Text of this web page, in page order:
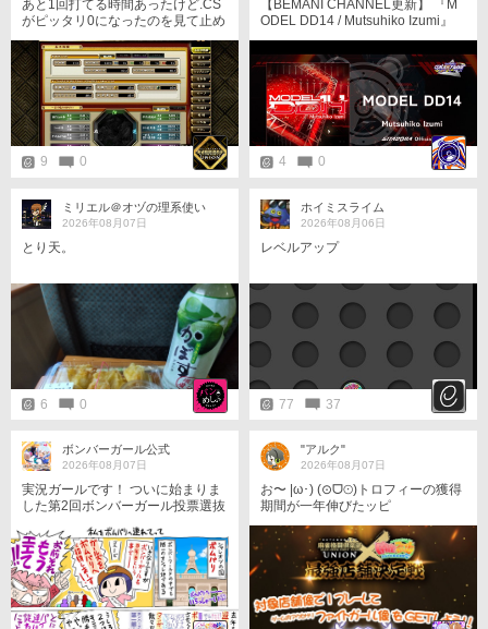
あと1回打てる時間あったけど.CS
がピッタリ0になったのを見て止め
てみました.オール±0 そりゃそう
か… ((￣_｜ 半リはマッチングし
ませんね… お疲れ様でした m(_ _)
m
9 0
【BEMANI CHANNEL更新】 『M
ODEL DD14 / Mutsuhiko Izumi』
のMVを公開しました！ ▼動画は
こちら▼ https://www.youtube.com/
watch?v=32_qj0SV71c 本楽曲を
プレーするには、楽曲解禁イベン
ト「双奏祭」にてアンロックする
必要があります。 ▼イベントの詳
しい遊び方はこちら▼ https://p.ea
gate.573.jp/game/gfdm/gitadora_g
alaxywave_delta/festival/sousous
4 0
ミリエル＠オヅの理系使い
2026年08月07日
とり天。
6 0
ホイミスライム
2026年08月06日
レベルアップ
77 37
ボンバーガール公式
2026年08月07日
実況ガールです！ ついに始まりま
した第2回ボンバーガール投票選抜
決める事ができたりと少しルール
が変わってますのでご注意です！
どのガールがどんな衣装に身を包
む事になるのか最後までお楽しみ
いただければ幸いです！ それでは
夏休みもゴー・ボンバー♪
"アルク"
2026年08月07日
お〜 |ω･) (⊙ᗜ⊙)トロフィーの獲得
期間が一年伸びたッピ